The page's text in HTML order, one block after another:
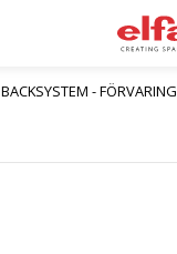
BACKSYSTEM -